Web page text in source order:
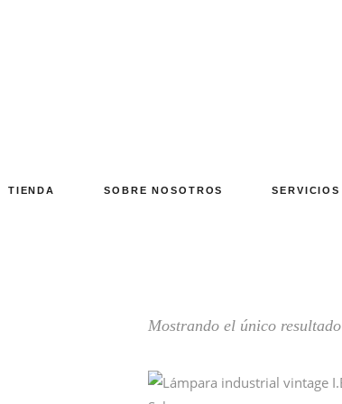
TIENDA SOBRE NOSOTROS SERVICIOS
Mostrando el único resultado